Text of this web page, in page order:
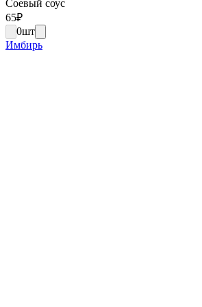
Соевый соус
65₽
0шт
Имбирь